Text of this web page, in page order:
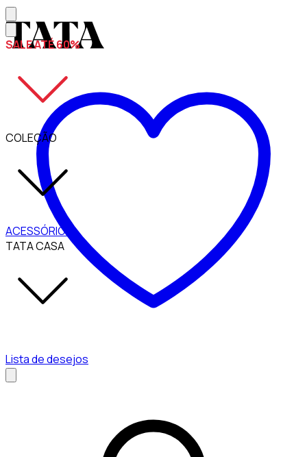
SALE ATÉ 60%
COLEÇÃO
ACESSÓRIOS
TATA CASA
Lista de desejos